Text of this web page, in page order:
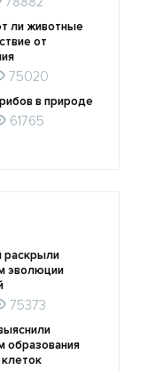
ли животные
от
75020
в природе
61765
раскрыли
эволюции
75373
образования